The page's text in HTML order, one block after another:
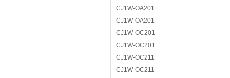
CJ1W-OA201
CJ1W-OA201
CJ1W-OC201
CJ1W-OC201
CJ1W-OC211
CJ1W-OC211